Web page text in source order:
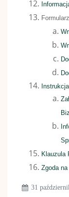
Klauzula
Zgoda
31